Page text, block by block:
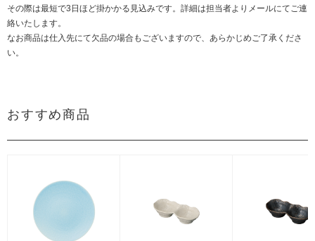
その際は最短で3日ほど掛かかる見込みです。詳細は担当者よりメールにてご連
絡いたします。
なお商品は仕入先にて欠品の場合もございますので、あらかじめご了承くださ
い。
おすすめ商品